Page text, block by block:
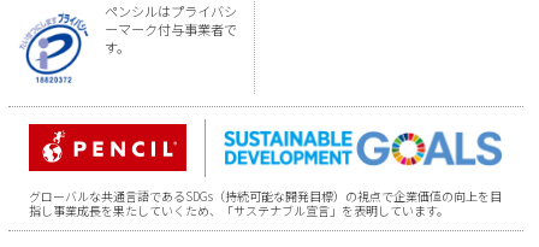
ペンシルはプライバシ
ーマーク付与事業者で
す。
グローバルな共通言語であるSDGs（持続可能な開発目標）の視点で企業価値の向上を目
指し事業成長を果たしていくため、「サステナブル宣言」を表明しています。